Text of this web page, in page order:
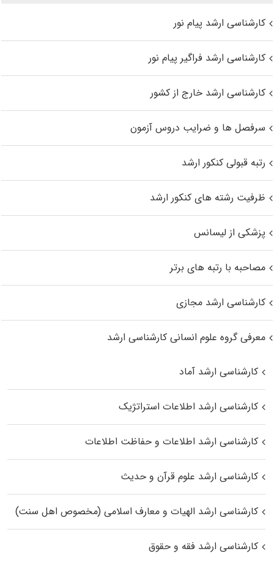
کارشناسی ارشد پیام نور
کارشناسی ارشد فراگیر پیام نور
کارشناسی ارشد خارج از کشور
سرفصل ها و ضرایب دروس آزمون
رتبه قبولی کنکور ارشد
ظرفیت رشته های کنکور ارشد
پزشکی از لیسانس
مصاحبه با رتبه های برتر
کارشناسی ارشد مجازی
معرفی گروه علوم انسانی کارشناسی ارشد
کارشناسی ارشد آماد
کارشناسی ارشد اطلاعات استراتژیک
کارشناسی ارشد اطلاعات و حفاظت اطلاعات
کارشناسی ارشد علوم قرآن و حدیث
کارشناسی ارشد الهیات و معارف اسلامی (مخصوص اهل سنت)
کارشناسی ارشد فقه و حقوق